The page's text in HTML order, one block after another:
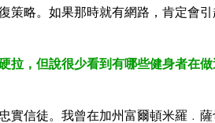
策略。如果那時就有網路，肯定會引
拉，但說很少看到有哪些健身者在做
實信徒。我曾在加州富爾頓米羅﹒薩